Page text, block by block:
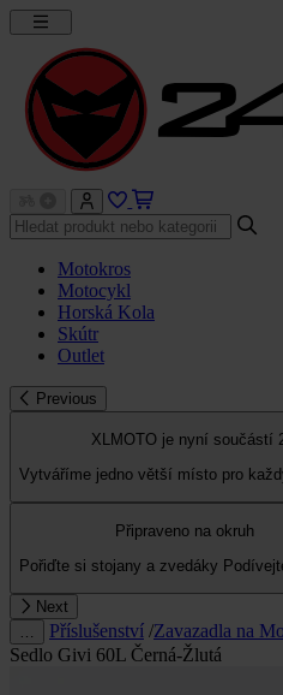
Motokros
Motocykl
Horská Kola
Skútr
Outlet
Previous
XLMOTO je nyní součástí
Vytváříme jedno větší místo pro
Připraveno na okruh
Pořiďte si stojany a zvedáky
Next
Příslušenství /Zavazadla na
Sedlo Givi 60L Černá-Žlutá